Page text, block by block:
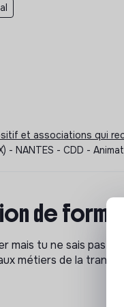
et associations qui
- NANTES - CDD -
de
mais tu ne sais pas
métiers de la